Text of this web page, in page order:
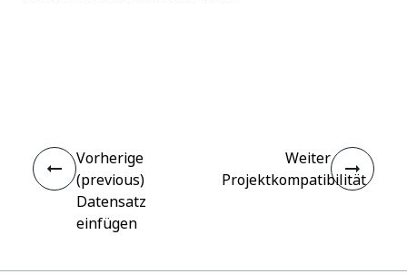
Vorherige
(previous)
Datensatz
einfügen
Weiter
Projektkompatibilität